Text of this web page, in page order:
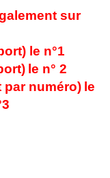
sur
le n°1
le n° 2
par numéro) le